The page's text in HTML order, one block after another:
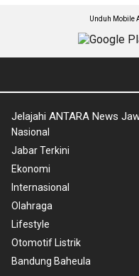
Unduh Mobile
Jelajahi ANTARA News
Nasional
Jabar Terkini
Ekonomi
Internasional
Olahraga
Lifestyle
Otomotif Listrik
Bandung Baheula